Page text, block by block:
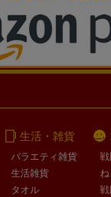
生活・雑貨
バラエティ雑貨
生活雑貨
タオル
ね